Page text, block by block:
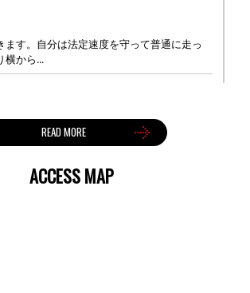
ます。自分は法定速度を守って普通に走っ
横から...
演会に参加中村 文昭の話しを聞きに参り
READ MORE
ACCESS MAP